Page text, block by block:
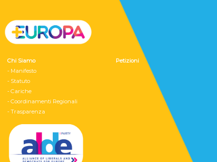
Chi Siamo
- Manifesto
- Statuto
- Cariche
- Coordinamenti Regionali
- Trasparenza
Petizioni